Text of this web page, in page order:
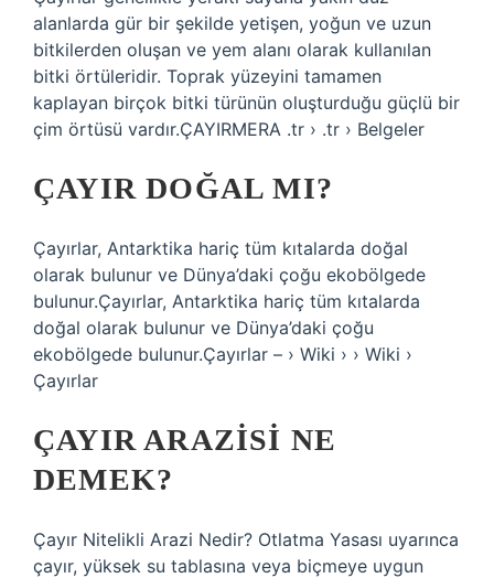
alanlarda gür bir şekilde yetişen, yoğun ve uzun
bitkilerden oluşan ve yem alanı olarak kullanılan
bitki örtüleridir. Toprak yüzeyini tamamen
kaplayan birçok bitki türünün oluşturduğu güçlü bir
çim örtüsü vardır.ÇAYIRMERA .tr › .tr › Belgeler
ÇAYIR DOĞAL MI?
Çayırlar, Antarktika hariç tüm kıtalarda doğal
olarak bulunur ve Dünya’daki çoğu ekobölgede
bulunur.Çayırlar, Antarktika hariç tüm kıtalarda
doğal olarak bulunur ve Dünya’daki çoğu
ekobölgede bulunur.Çayırlar – › Wiki › › Wiki ›
Çayırlar
ÇAYIR ARAZISI NE
DEMEK?
Çayır Nitelikli Arazi Nedir? Otlatma Yasası uyarınca
çayır, yüksek su tablasına veya biçmeye uygun